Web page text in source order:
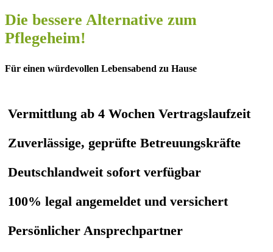
Die bessere Alternative zum
Pflegeheim!
Für einen würdevollen Lebensabend zu Hause
Vermittlung ab 4 Wochen Vertragslaufzeit
Zuverlässige, geprüfte Betreuungskräfte
Deutschlandweit sofort verfügbar
100% legal angemeldet und versichert
Persönlicher Ansprechpartner